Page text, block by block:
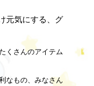
元気にする、グ
くさんのアイテム
なもの、みなさん